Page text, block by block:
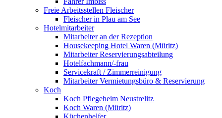
Freie Arbeitsstellen Fleischer
Fleischer in Plau am See
Hotelmitarbeiter
Mitarbeiter an der Rezeption
Housekeeping Hotel Waren (Müritz)
Mitarbeiter Reservierungsabteilung
Hotelfachmann/-frau
Servicekraft / Zimmerreinigung
Mitarbeiter Vermietungsbüro & Reservierung
Koch
Koch Pflegeheim Neustrelitz
Koch Waren (Müritz)
Küchenhelfer